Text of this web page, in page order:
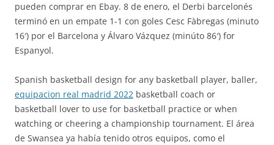
pueden comprar en Ebay. 8 de enero, el Derbi barcelonés
terminó en un empate 1-1 con goles Cesc Fàbregas (minuto
16′) por el Barcelona y Álvaro Vázquez (minúto 86′) for
Espanyol.
Spanish basketball design for any basketball player, baller,
equipacion real madrid 2022 basketball coach or
basketball lover to use for basketball practice or when
watching or cheering a championship tournament. El área
de Swansea ya había tenido otros equipos, como el